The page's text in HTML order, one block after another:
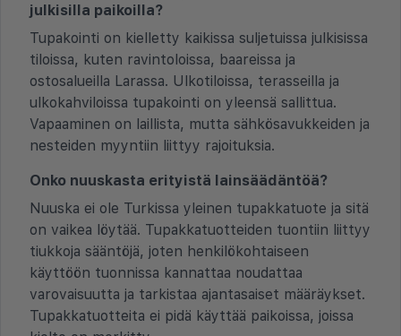
julkisilla paikoilla?
Tupakointi on kielletty kaikissa suljetuissa julkisissa
tiloissa, kuten ravintoloissa, baareissa ja
ostosalueilla Larassa. Ulkotiloissa, terasseilla ja
ulkokahviloissa tupakointi on yleensä sallittua.
Vapaaminen on laillista, mutta sähkösavukkeiden ja
nesteiden myyntiin liittyy rajoituksia.
Onko nuuskasta erityistä lainsäädäntöä?
Nuuska ei ole Turkissa yleinen tupakkatuote ja sitä
on vaikea löytää. Tupakkatuotteiden tuontiin liittyy
tiukkoja sääntöjä, joten henkilökohtaiseen
käyttöön tuonnissa kannattaa noudattaa
varovaisuutta ja tarkistaa ajantasaiset määräykset.
Tupakkatuotteita ei pidä käyttää paikoissa, joissa